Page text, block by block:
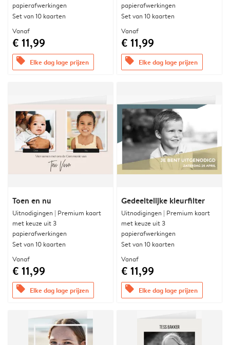
papierafwerkingen
Set van 10 kaarten
Vanaf
€ 11,99
offers Elke dag lage prijzen
papierafwerkingen
Set van 10 kaarten
Vanaf
€ 11,99
offers Elke dag lage prijzen
Toen en nu
Uitnodigingen | Premium kaart
met keuze uit 3
papierafwerkingen
Set van 10 kaarten
Vanaf
€ 11,99
offers Elke dag lage prijzen
Gedeeltelijke kleurfilter
Uitnodigingen | Premium kaart
met keuze uit 3
papierafwerkingen
Set van 10 kaarten
Vanaf
€ 11,99
offers Elke dag lage prijzen